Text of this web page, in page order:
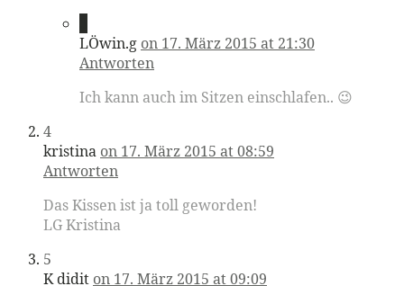
LÖwin.g on 17. März 2015 at 21:30
Antworten
Ich kann auch im Sitzen einschlafen.. 😉
4
kristina on 17. März 2015 at 08:59
Antworten
Das Kissen ist ja toll geworden!
LG Kristina
5
K didit on 17. März 2015 at 09:09